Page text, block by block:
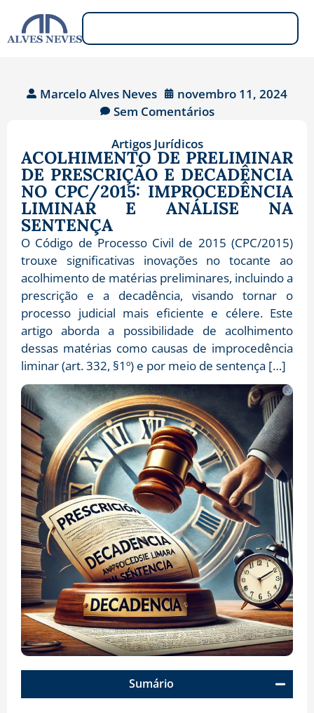
Marcelo Alves Neves
novembro 11, 2024
Sem Comentários
Artigos Jurídicos
ACOLHIMENTO DE PRELIMINAR
DE PRESCRIÇÃO E DECADÊNCIA
NO CPC/2015: IMPROCEDÊNCIA
LIMINAR E ANÁLISE NA
SENTENÇA
O Código de Processo Civil de 2015 (CPC/2015)
trouxe significativas inovações no tocante ao
acolhimento de matérias preliminares, incluindo a
prescrição e a decadência, visando tornar o
processo judicial mais eficiente e célere. Este
artigo aborda a possibilidade de acolhimento
dessas matérias como causas de improcedência
liminar (art. 332, §1º) e por meio de sentença […]
Sumário